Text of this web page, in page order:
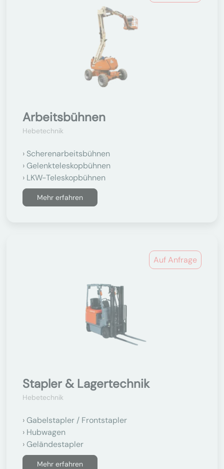
Arbeitsbühnen
Hebetechnik
Scherenarbeitsbühnen
Gelenkteleskopbühnen
LKW-Teleskopbühnen
Mehr erfahren
Auf Anfrage
Stapler & Lagertechnik
Hebetechnik
Gabelstapler / Frontstapler
Hubwagen
Geländestapler
Mehr erfahren